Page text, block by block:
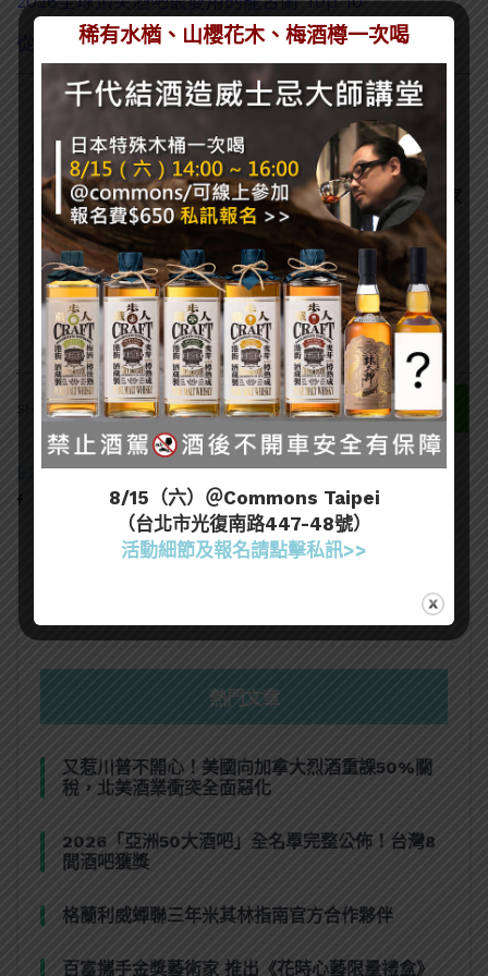
從熱銷到五億公升庫存，龍舌蘭為何不再是市場寵兒？
訂閱一飲樂酒誌電子報
喜歡我們的內容嗎？在此訂閱電子報，掌握最新酒聞和獨家
會員優惠吧！
0
SHARES
EDITOR
熱門文章
又惹川普不開心！美國向加拿大烈酒重課50%關
稅，北美酒業衝突全面惡化
2026「亞洲50大酒吧」全名單完整公佈！台灣8
間酒吧獲獎
格蘭利威蟬聯三年米其林指南官方合作夥伴
百富攜手金獎藝術家 推出《花時心藝限量禮盒》
稀有水楢、山櫻花木、梅酒樽一次喝
8/15（六）＠Commons Taipei
（台北市光復南路447-48號）
活動細節及報名請點擊私訊>>